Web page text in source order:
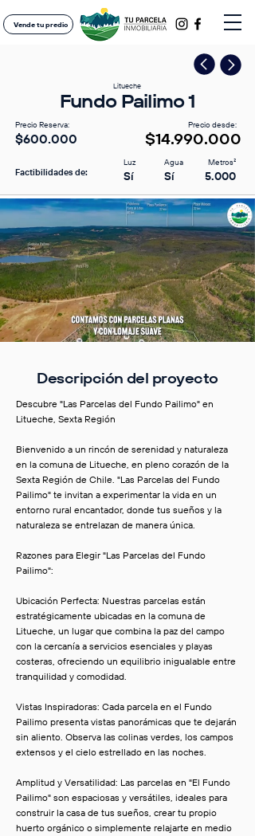
Vende tu predio
Litueche
Fundo Pailimo 1
Precio Reserva: Precio desde:
$600.000 $14.990.000
Factibilidades de:
Luz
Sí
Agua Metros²
Sí 5.000
Descripción del proyecto
Descubre "Las Parcelas del Fundo Pailimo" en
Litueche, Sexta Región
Bienvenido a un rincón de serenidad y naturaleza
en la comuna de Litueche, en pleno corazón de la
Sexta Región de Chile. "Las Parcelas del Fundo
Pailimo" te invitan a experimentar la vida en un
entorno rural encantador, donde tus sueños y la
naturaleza se entrelazan de manera única.
Razones para Elegir "Las Parcelas del Fundo
Pailimo":
Ubicación Perfecta: Nuestras parcelas están
estratégicamente ubicadas en la comuna de
Litueche, un lugar que combina la paz del campo
con la cercanía a servicios esenciales y playas
costeras, ofreciendo un equilibrio inigualable entre
tranquilidad y comodidad.
Vistas Inspiradoras: Cada parcela en el Fundo
Pailimo presenta vistas panorámicas que te dejarán
sin aliento. Observa las colinas verdes, los campos
extensos y el cielo estrellado en las noches.
Amplitud y Versatilidad: Las parcelas en "El Fundo
Pailimo" son espaciosas y versátiles, ideales para
construir la casa de tus sueños, crear tu propio
huerto orgánico o simplemente relajarte en medio